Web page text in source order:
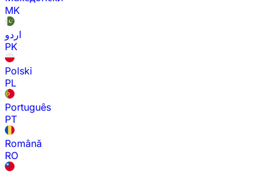
MK
اردو
PK
Polski
PL
Português
PT
Română
RO